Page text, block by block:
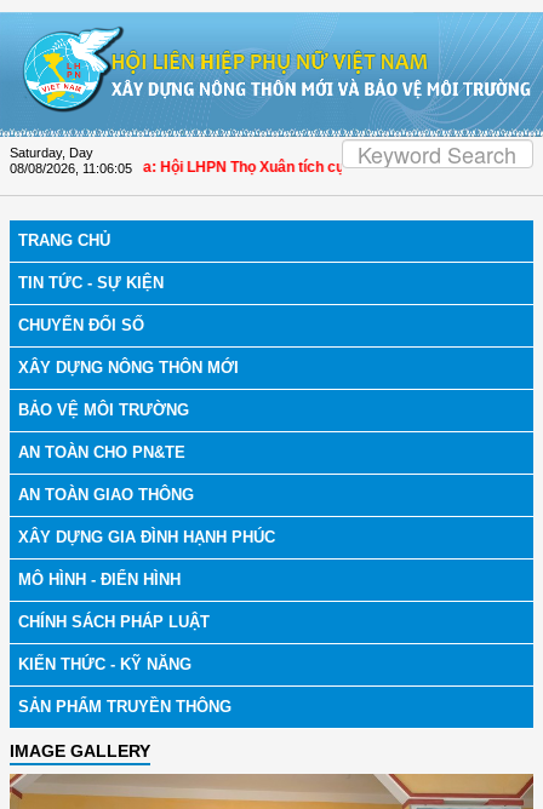
Saturday, Day
08/08/2026 11:06:05
bệnh | Thanh Hóa: Hội LHPN Thọ Xuân tích cực góp phần nâng cao tỷ lệ
TRANG CHỦ
TIN TỨC - SỰ KIỆN
CHUYỂN ĐỔI SỐ
XÂY DỰNG NÔNG THÔN MỚI
BẢO VỆ MÔI TRƯỜNG
AN TOÀN CHO PN&TE
AN TOÀN GIAO THÔNG
XÂY DỰNG GIA ĐÌNH HẠNH PHÚC
MÔ HÌNH - ĐIỂN HÌNH
CHÍNH SÁCH PHÁP LUẬT
KIẾN THỨC - KỸ NĂNG
SẢN PHẨM TRUYỀN THÔNG
IMAGE GALLERY